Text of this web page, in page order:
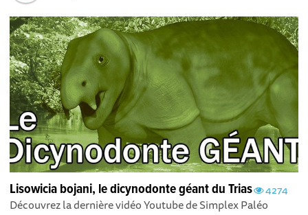
4274
Lisowicia bojani, le dicynodonte géant du Trias
Découvrez la dernière vidéo Youtube de Simplex Paléo